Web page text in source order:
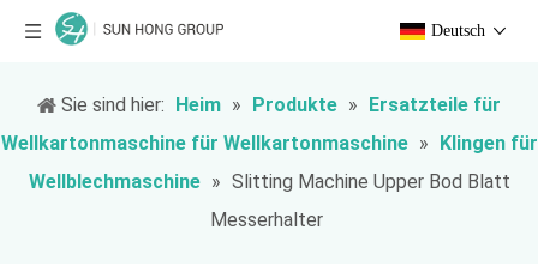
Deutsch
Sie sind hier: Heim » Produkte » Ersatzteile für
Wellkartonmaschine für Wellkartonmaschine » Klingen für
Wellblechmaschine » Slitting Machine Upper Bod Blatt
Messerhalter